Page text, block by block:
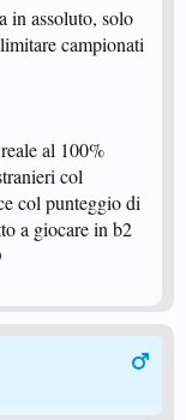
in assoluto, solo
campionati
al 100%
col
col punteggio di
a giocare in b2